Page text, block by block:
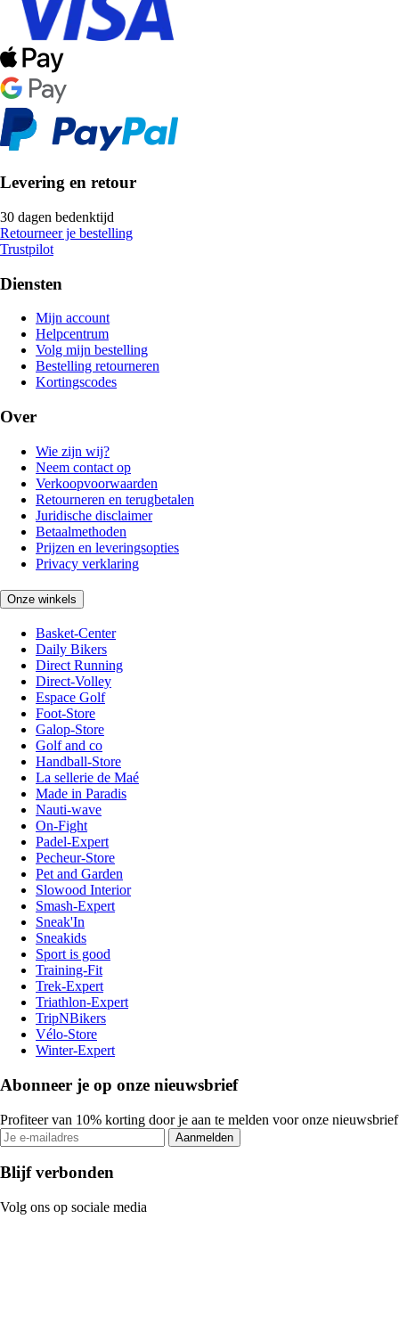
Levering en retour
30 dagen bedenktijd
Retourneer je bestelling
Trustpilot
Diensten
Mijn account
Helpcentrum
Volg mijn bestelling
Bestelling retourneren
Kortingscodes
Over
Wie zijn wij?
Neem contact op
Verkoopvoorwaarden
Retourneren en terugbetalen
Juridische disclaimer
Betaalmethoden
Prijzen en leveringsopties
Privacy verklaring
Onze winkels
Basket-Center
Daily Bikers
Direct Running
Direct-Volley
Espace Golf
Foot-Store
Galop-Store
Golf and co
Handball-Store
La sellerie de Maé
Made in Paradis
Nauti-wave
On-Fight
Padel-Expert
Pecheur-Store
Pet and Garden
Slowood Interior
Smash-Expert
Sneak'In
Sneakids
Sport is good
Training-Fit
Trek-Expert
Triathlon-Expert
TripNBikers
Vélo-Store
Winter-Expert
Abonneer je op onze nieuwsbrief
Profiteer van 10% korting door je aan te melden voor onze nieuwsbrief
Aanmelden
Blijf verbonden
Volg ons op sociale media